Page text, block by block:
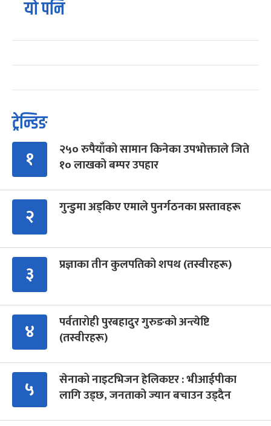
यो पनि
ट्रेन्डिङ
१
२५० रुपैयाँको सामान किनेका उपभोक्ताले जिते
१० लाखको बम्पर उपहार
२ गुन्डुमा अड्किए एमाले पुनर्गठनका प्रस्तावहरू
३ प्रज्ञाका तीन कुलपतिको शपथ (तस्वीरहरू)
४
पर्वतारोही पुरबहादुर गुरुङको अन्त्येष्टि
(तस्वीरहरू)
५
सेनाको नाइटभिजन हेलिकप्टर : भीआईपीका
लागि उड्छ, जनताको ज्यान बचाउन उड्दैन